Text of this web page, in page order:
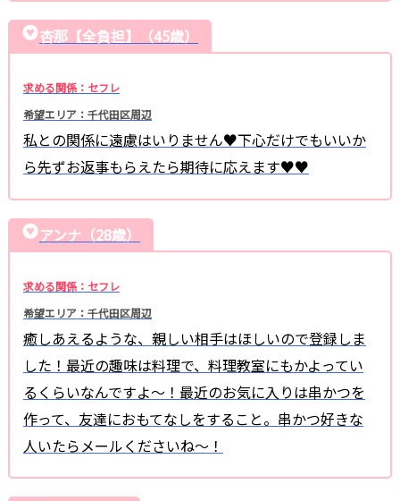
杏那【全負担】（45歳）
求める関係：セフレ
希望エリア：千代田区周辺
私との関係に遠慮はいりません♥下心だけでもいいか
ら先ずお返事もらえたら期待に応えます♥♥
アンナ（28歳）
求める関係：セフレ
希望エリア：千代田区周辺
癒しあえるような、親しい相手はほしいので登録しま
した！最近の趣味は料理で、料理教室にもかよってい
るくらいなんですよ〜！最近のお気に入りは串かつを
作って、友達におもてなしをすること。串かつ好きな
人いたらメールくださいね〜！